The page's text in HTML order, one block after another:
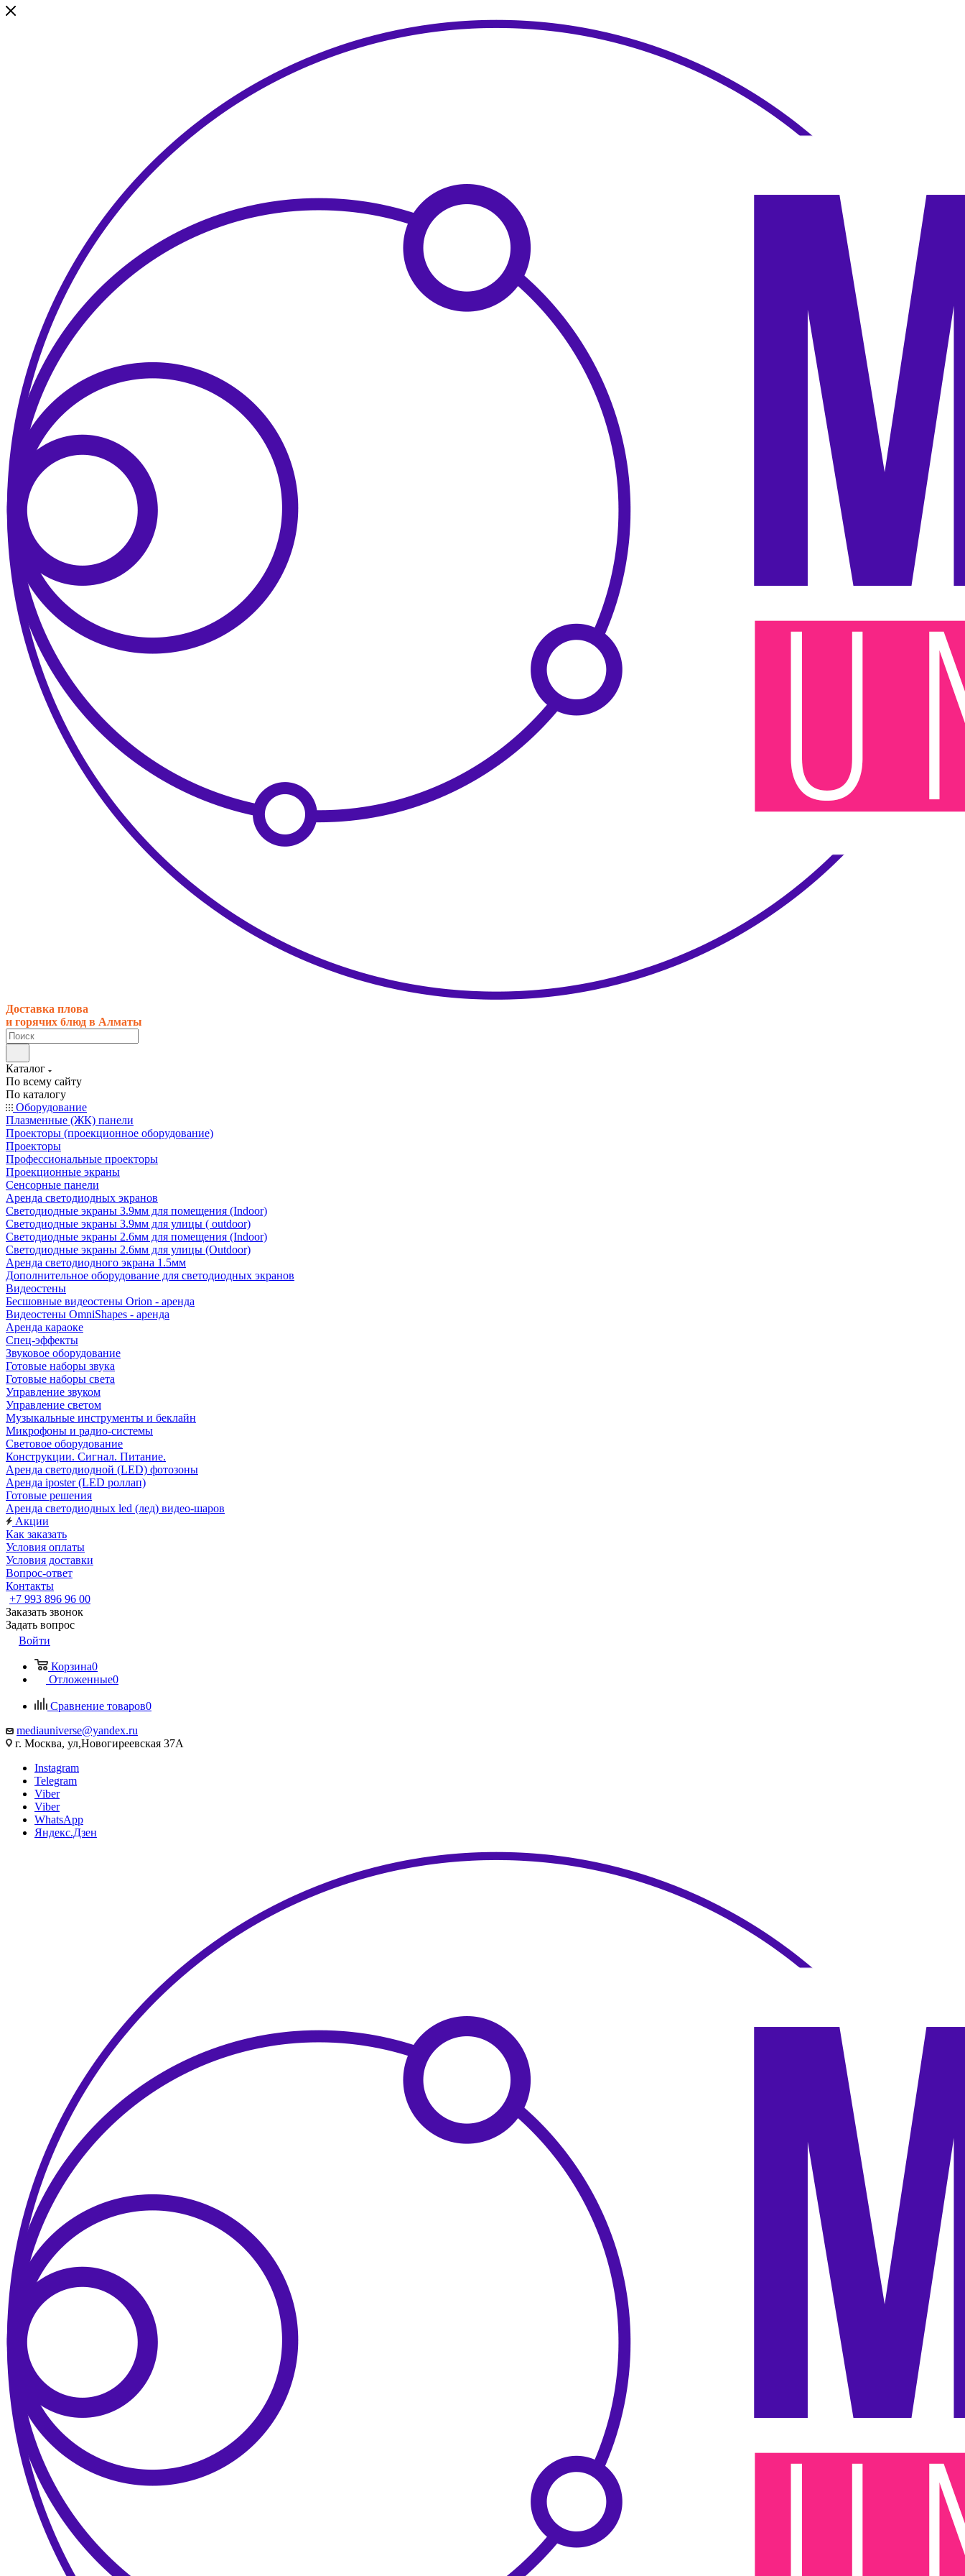
Доставка плова
и горячих блюд в Алматы
Каталог
По всему сайту
По каталогу
Оборудование
Плазменные (ЖК) панели
Проекторы (проекционное оборудование)
Проекторы
Профессиональные проекторы
Проекционные экраны
Сенсорные панели
Аренда светодиодных экранов
Светодиодные экраны 3.9мм для помещения (Indoor)
Светодиодные экраны 3.9мм для улицы ( outdoor)
Светодиодные экраны 2.6мм для помещения (Indoor)
Светодиодные экраны 2.6мм для улицы (Outdoor)
Аренда светодиодного экрана 1.5мм
Дополнительное оборудование для светодиодных экранов
Видеостены
Бесшовные видеостены Orion - аренда
Видеостены OmniShapes - аренда
Аренда караоке
Спец-эффекты
Звуковое оборудование
Готовые наборы звука
Готовые наборы света
Управление звуком
Управление светом
Музыкальные инструменты и беклайн
Микрофоны и радио-системы
Световое оборудование
Конструкции. Сигнал. Питание.
Аренда светодиодной (LED) фотозоны
Аренда iposter (LED роллап)
Готовые решения
Аренда светодиодных led (лед) видео-шаров
Акции
Как заказать
Условия оплаты
Условия доставки
Вопрос-ответ
Контакты
+7 993 896 96 00
Заказать звонок
Задать вопрос
Войти
Корзина0
Отложенные0
Сравнение товаров0
mediauniverse@yandex.ru
г. Москва, ул,Новогиреевская 37А
Instagram
Telegram
Viber
Viber
WhatsApp
Яндекс.Дзен